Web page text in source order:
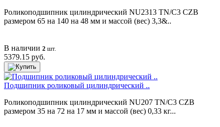
Роликоподшипник цилиндрический NU2313 TN/C3 CZB
размером 65 на 140 на 48 мм и массой (вес) 3,3&..
В наличии 2 шт.
5379.15 руб.
Подшипник роликовый цилиндрический ..
Роликоподшипник цилиндрический NU207 TN/C3 CZB
размером 35 на 72 на 17 мм и массой (вес) 0,33 кг...